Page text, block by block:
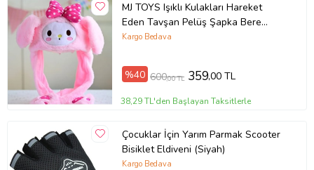
MJ TOYS Işıklı Kulakları Hareket
Eden Tavşan Pelüş Şapka Bere
Bunny pembe
Kargo Bedava
%40 600,00 TL 359,00 TL
38,29 TL'den Başlayan Taksitlerle
Çocuklar İçin Yarım Parmak Scooter
Bisiklet Eldiveni (Siyah)
Kargo Bedava